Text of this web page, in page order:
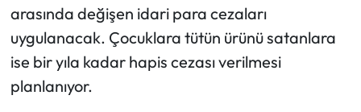
arasında değişen idari para cezaları
uygulanacak. Çocuklara tütün ürünü satanlara
ise bir yıla kadar hapis cezası verilmesi
planlanıyor.